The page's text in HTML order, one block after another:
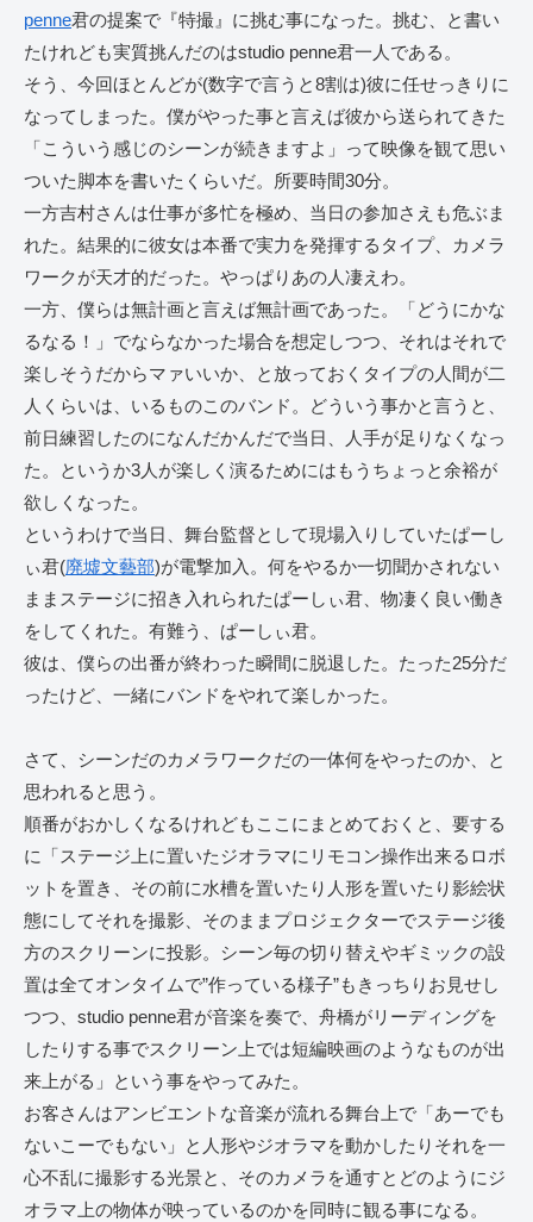
penne君の提案で『特撮』に挑む事になった。挑む、と書い
たけれども実質挑んだのはstudio penne君一人である。
そう、今回ほとんどが(数字で言うと8割は)彼に任せっきりに
なってしまった。僕がやった事と言えば彼から送られてきた
「こういう感じのシーンが続きますよ」って映像を観て思い
ついた脚本を書いたくらいだ。所要時間30分。
一方吉村さんは仕事が多忙を極め、当日の参加さえも危ぶま
れた。結果的に彼女は本番で実力を発揮するタイプ、カメラ
ワークが天才的だった。やっぱりあの人凄えわ。
一方、僕らは無計画と言えば無計画であった。「どうにかな
るなる！」でならなかった場合を想定しつつ、それはそれで
楽しそうだからマァいいか、と放っておくタイプの人間が二
人くらいは、いるものこのバンド。どういう事かと言うと、
前日練習したのになんだかんだで当日、人手が足りなくなっ
た。というか3人が楽しく演るためにはもうちょっと余裕が
欲しくなった。
というわけで当日、舞台監督として現場入りしていたぱーし
ぃ君(廃墟文藝部)が電撃加入。何をやるか一切聞かされない
ままステージに招き入れられたぱーしぃ君、物凄く良い働き
をしてくれた。有難う、ぱーしぃ君。
彼は、僕らの出番が終わった瞬間に脱退した。たった25分だ
ったけど、一緒にバンドをやれて楽しかった。
さて、シーンだのカメラワークだの一体何をやったのか、と
思われると思う。
順番がおかしくなるけれどもここにまとめておくと、要する
に「ステージ上に置いたジオラマにリモコン操作出来るロボ
ットを置き、その前に水槽を置いたり人形を置いたり影絵状
態にしてそれを撮影、そのままプロジェクターでステージ後
方のスクリーンに投影。シーン毎の切り替えやギミックの設
置は全てオンタイムで”作っている様子”もきっちりお見せし
つつ、studio penne君が音楽を奏で、舟橋がリーディングを
したりする事でスクリーン上では短編映画のようなものが出
来上がる」という事をやってみた。
お客さんはアンビエントな音楽が流れる舞台上で「あーでも
ないこーでもない」と人形やジオラマを動かしたりそれを一
心不乱に撮影する光景と、そのカメラを通すとどのようにジ
オラマ上の物体が映っているのかを同時に観る事になる。